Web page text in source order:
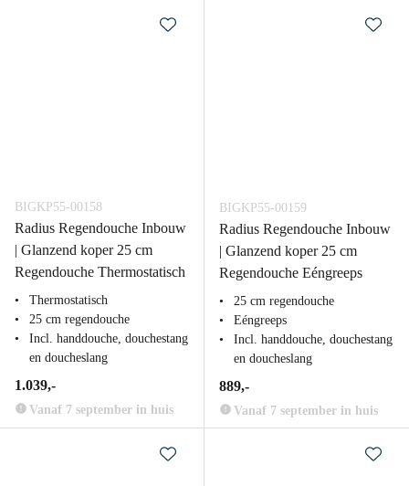
BIGKP55-00158
Radius Regendouche Inbouw
| Glanzend koper 25 cm
Regendouche Thermostatisch
Thermostatisch
25 cm regendouche
Incl. handdouche, douchestang
en doucheslang
1.039,-
Vanaf 7 september in huis
BIGKP55-00159
Radius Regendouche Inbouw
| Glanzend koper 25 cm
Regendouche Eéngreeps
25 cm regendouche
Eéngreeps
Incl. handdouche, douchestang
en doucheslang
889,-
Vanaf 7 september in huis